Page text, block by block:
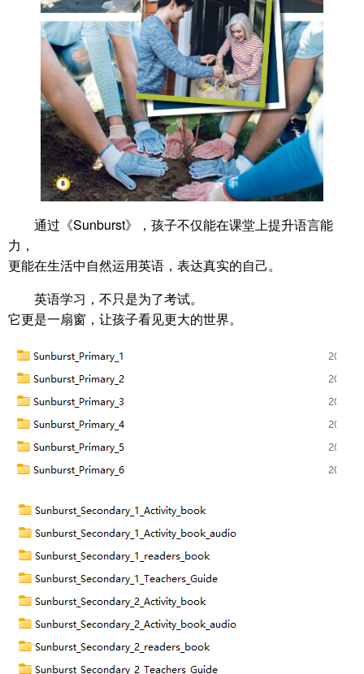
通过《Sunburst》，孩子不仅能在课堂上提升语言能
力，
更能在生活中自然运用英语，表达真实的自己。
英语学习，不只是为了考试。
它更是一扇窗，让孩子看见更大的世界。